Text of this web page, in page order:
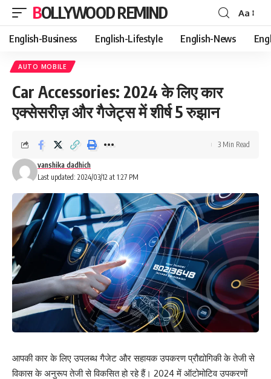
BOLLYWOOD REMIND
Font
Resizer
Aa
English-Business English-Lifestyle English-News
AUTO MOBILE
Car Accessories: 2024 के लिए कार
एक्सेसरीज़ और गैजेट्स में शीर्ष 5 रुझान
Last updated: 2024/03/12 at 1:27 PM
vanshika dadhich
3 Min Read
आपकी कार के लिए उपलब्ध गैजेट और सहायक उपकरण प्रौद्योगिकी के तेजी से
विकास के अनुरूप तेजी से विकसित हो रहे हैं। 2024 में ऑटोमोटिव उपकरणों